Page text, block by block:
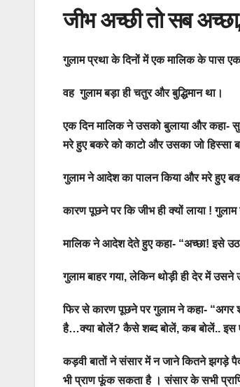
जीभ अच्छी तो सब
गुलाम प्रथा के दिनों में एक मालिक के पास
वह गुलाम बड़ा ही चतुर और बुद्धिमान था।
एक दिन मालिक ने उसको बुलाया और कहा-
मरे हुए बकरे को काटो और उसका जो हिस्सा
गुलाम ने आदेश का पालन किया और मरे हुए
कारण पूछने पर कि जीभ ही क्यों लाया !
मालिक ने आदेश देते हुए कहा- “अच्छा! इसे
गुलामबाहर गया, लेकिन थोड़ी ही देर में
फिर से कारण पूछने परगुलामने कहा- “अगर
है…क्या बोलें? कैसे शब्द बोलें, कब बोलें.. इस
कड़वी बातों ने संसार में न जाने कितने झगड़े
भी प्राण फूंक सकता है । संसार के सभी